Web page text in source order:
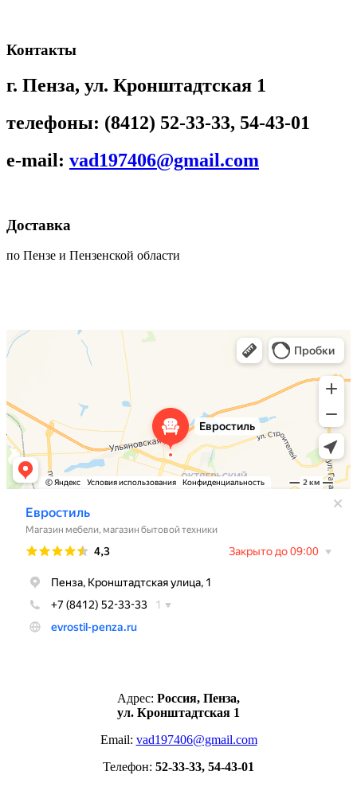
Контакты
г. Пенза, ул. Кронштадтская 1
телефоны: (8412) 52-33-33, 54-43-01
e-mail: vad197406@gmail.com
Доставка
по Пензе и Пензенской области
Адрес: Россия, Пенза,
ул. Кронштадтская 1
Email: vad197406@gmail.com
Телефон: 52-33-33, 54-43-01